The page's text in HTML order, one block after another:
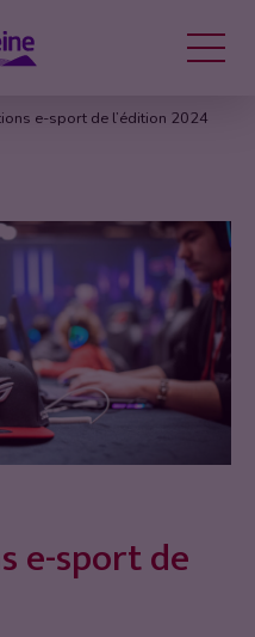
e-sport de l’édition 2024
e-sport de